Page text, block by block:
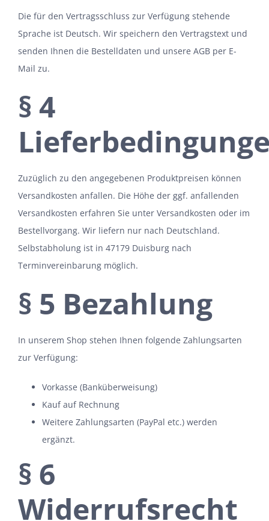
Die für den Vertragsschluss zur Verfügung stehende
Sprache ist Deutsch. Wir speichern den Vertragstext und
senden Ihnen die Bestelldaten und unsere AGB per E-
Mail zu.
§ 4
Zuzüglich zu den angegebenen Produktpreisen können
Versandkosten anfallen. Die Höhe der ggf. anfallenden
Versandkosten erfahren Sie unter Versandkosten oder im
Bestellvorgang. Wir liefern nur nach Deutschland.
Selbstabholung ist in 47179 Duisburg nach
Terminvereinbarung möglich.
§ 5 Bezahlung
In unserem Shop stehen Ihnen folgende Zahlungsarten
zur Verfügung:
Vorkasse (Banküberweisung)
Kauf auf Rechnung
Weitere Zahlungsarten (PayPal etc.) werden
ergänzt.
§ 6
Widerrufsrecht